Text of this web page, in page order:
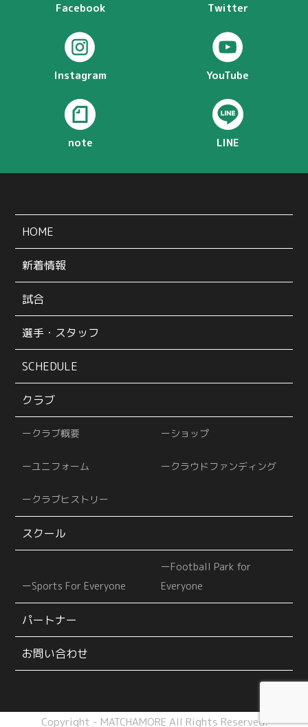
Facebook Twitter
Instagram YouTube
note LINE
HOME
新着情報
試合
選手・スタッフ
SCHEDULE
クラブ
クラブ概要 ショップ
ユニフォーム クラウドファンディング
クラブヒストリー
スクール
Sports For Everyone
Football Park for
Everyone
パートナー
お問い合わせ
Copyright - MATCHAMORE All Rights Reserved.